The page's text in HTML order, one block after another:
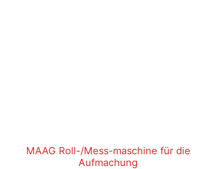
MAAG Roll-/Mess-maschine für die
Aufmachung